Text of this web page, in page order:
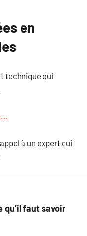
en
technique qui
à un expert qui
qu’il faut savoir